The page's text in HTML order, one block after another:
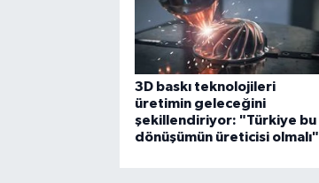
3D baskı teknolojileri
üretimin geleceğini
şekillendiriyor: "Türkiye bu
dönüşümün üreticisi olmalı"